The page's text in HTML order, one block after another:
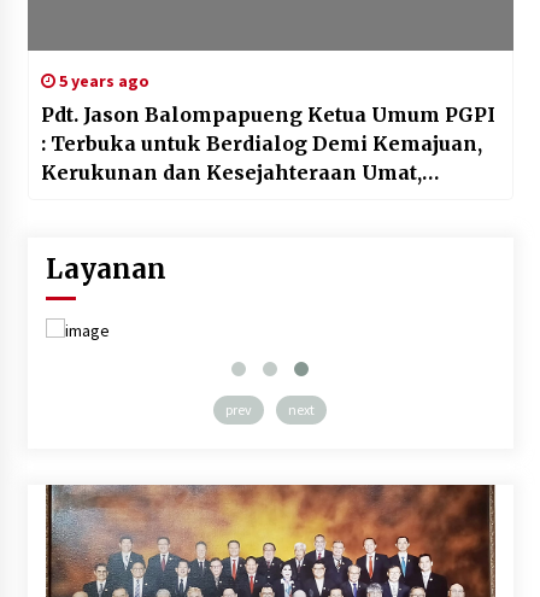
5 years ago
Pdt. Jason Balompapueng Ketua Umum PGPI
: Terbuka untuk Berdialog Demi Kemajuan,
Kerukunan dan Kesejahteraan Umat,
Layanan
prev next